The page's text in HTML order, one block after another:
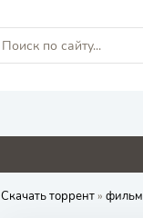
0
Скачать торрент» фильм